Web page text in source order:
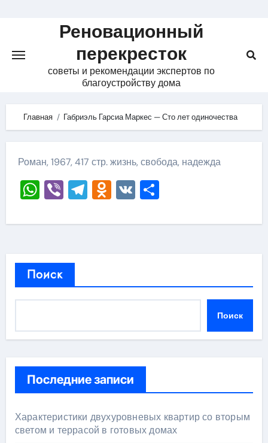
Реновационный
перекресток
советы и рекомендации экспертов по
благоустройству дома
Главная Габриэль Гарсиа Маркес — Сто лет одиночества
Роман, 1967, 417 стр. жизнь, свобода, надежда
WhatsApp
ViberTelegram
Odnoklassniki
VKОтправить
Поиск
Поиск
Последние записи
Характеристики двухуровневых квартир со вторым
светом и террасой в готовых домах